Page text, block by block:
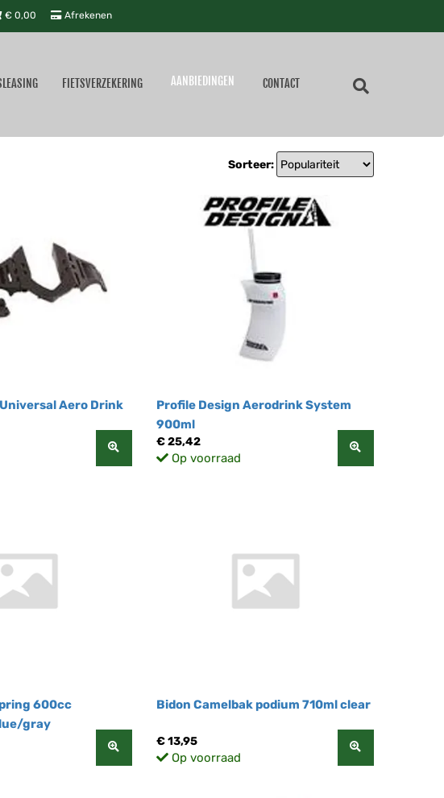
€ 0,00 Afrekenen
FIETSVERZEKERING AANBIEDINGEN CONTACT
Sorteer:
Aero Drink
Profile Design Aerodrink System
900ml
€ 25,42
Op voorraad
600cc
gray
Bidon Camelbak podium 710ml clear
€ 13,95
Op voorraad